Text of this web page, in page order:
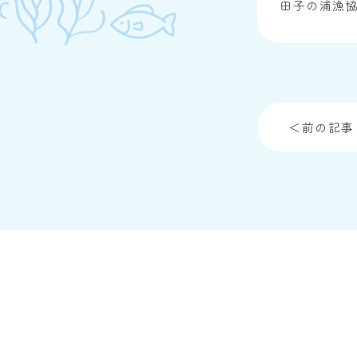
田子の浦漁協
＜前の記事